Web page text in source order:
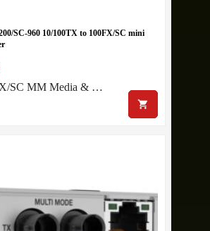
SC-960 10/100TX to 100FX/SC mini
SC MM Media & …